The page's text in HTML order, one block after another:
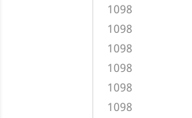
1098
1098
1098
1098
1098
1098